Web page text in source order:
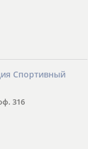
Спортивный
316